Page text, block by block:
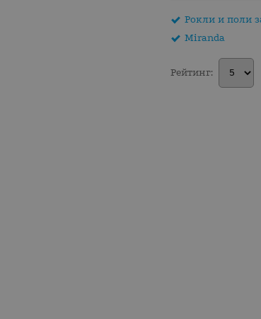
Рокли и поли
Miranda
Рейтинг: